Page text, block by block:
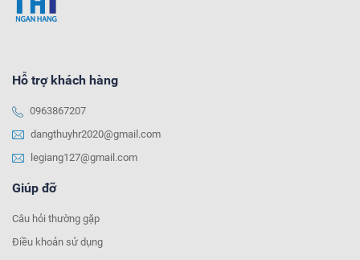
Hỗ trợ khách hàng
0963867207
dangthuyhr2020@gmail.com
legiang127@gmail.com
Giúp đỡ
Câu hỏi thường gặp
Điều khoản sử dụng